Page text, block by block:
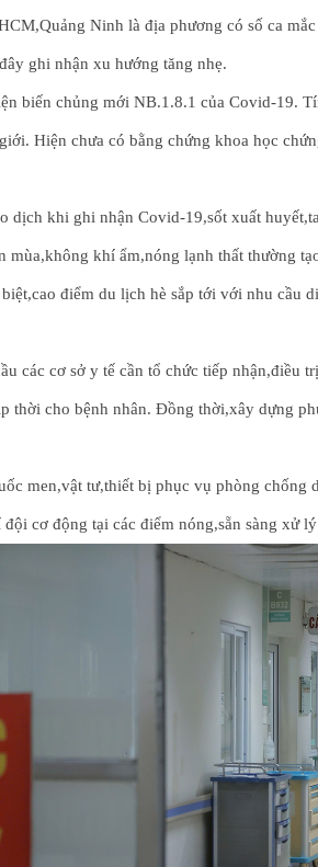
Ninh là địa phương có số ca
ghi nhận xu hướng tăng nhẹ.
biến chủng mới NB.1.8.1 của Covid-19.
Hiện chưa có bằng chứng khoa học
dịch khi ghi nhận Covid-19,sốt xuất
mùa,không khí ẩm,nóng lạnh thất thường
điểm du lịch hè sắp tới với nhu cầu
các cơ sở y tế cần tổ chức tiếp nhận,điều
thời cho bệnh nhân. Đồng thời,xây dựng
men,vật tư,thiết bị phục vụ phòng chống
cơ động tại các điểm nóng,sẵn sàng xử